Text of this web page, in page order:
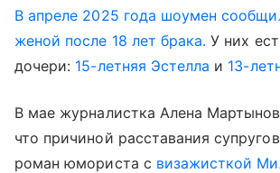
В апреле 2025 года шоумен
женой после 18 лет брака. У них
дочери: 15-летняя Эстелла и 13-
В мае журналистка Алена
что причиной расставания
роман юмориста с визажисткой